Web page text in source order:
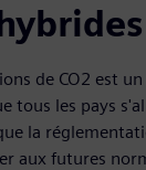
de CO2 est
tous les pays
la
aux futures